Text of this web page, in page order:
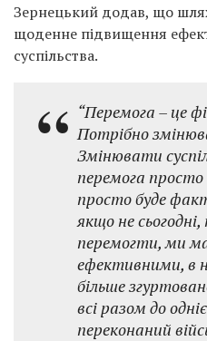
Зернецький додав, що
щоденне підвищення
суспільства.
“Перемога – це
Потрібно
Змінювати
перемога
просто буде
якщо не
перемогти, ми
ефективними, в
більше
всі разом до
переконаний